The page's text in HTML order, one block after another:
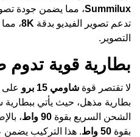
Summilux، مما يضمن جودة
تدعم تصوير الفيديو بدقة 8K،
التصوير.
بطارية قوية تدوم
لا تقتصر قوة شاومي 15 برو
على
بطارية مذهل، حيث يأتي ببطارية
الشحن السريع بقوة 90 واط
،
بقوة 50 واط
. هذا التركيب